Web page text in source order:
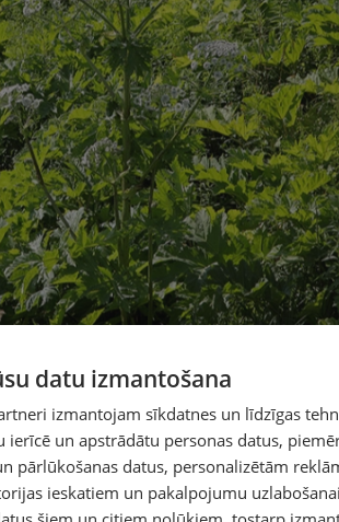
datu izmantošana
izmantojam sīkdatnes un līdzīgas
ierīcē un apstrādātu personas datus,
pārlūkošanas datus, personalizētām
ieskatiem un pakalpojumu